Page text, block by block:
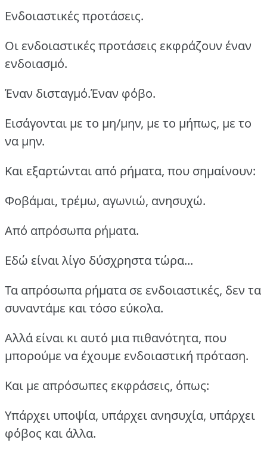
Ενδοιαστικές προτάσεις.
Οι ενδοιαστικές προτάσεις εκφράζουν έναν
ενδοιασμό.
Έναν δισταγμό.Έναν φόβο.
Εισάγονται με το μη/μην, με το μήπως, με το
να μην.
Και εξαρτώνται από ρήματα, που σημαίνουν:
Φοβάμαι, τρέμω, αγωνιώ, ανησυχώ.
Από απρόσωπα ρήματα.
Εδώ είναι λίγο δύσχρηστα τώρα...
Τα απρόσωπα ρήματα σε ενδοιαστικές, δεν τα
συναντάμε και τόσο εύκολα.
Αλλά είναι κι αυτό μια πιθανότητα, που
μπορούμε να έχουμε ενδοιαστική πρόταση.
Και με απρόσωπες εκφράσεις, όπως:
Υπάρχει υποψία, υπάρχει ανησυχία, υπάρχει
φόβος και άλλα.